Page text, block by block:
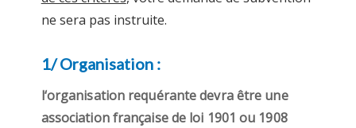
ne sera pas instruite.
1/ Organisation :
l‘organisation requérante devra être une
association française de loi 1901 ou 1908